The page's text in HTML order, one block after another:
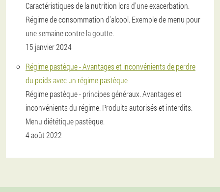
Caractéristiques de la nutrition lors d'une exacerbation.
Régime de consommation d'alcool. Exemple de menu pour
une semaine contre la goutte.
15 janvier 2024
Régime pastèque - Avantages et inconvénients de perdre
du poids avec un régime pastèque
Régime pastèque - principes généraux. Avantages et
inconvénients du régime. Produits autorisés et interdits.
Menu diététique pastèque.
4 août 2022